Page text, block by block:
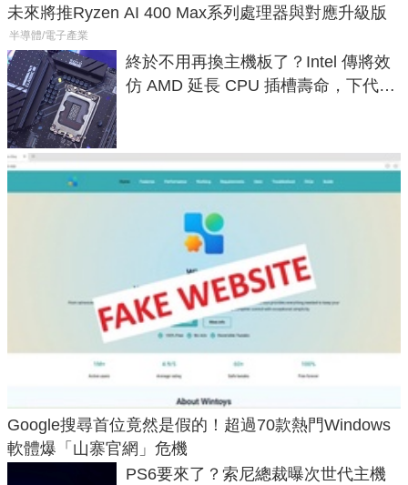
未來將推Ryzen AI 400 Max系列處理器與對應升級版
半導體/電子產業
終於不用再換主機板了？Intel 傳將效
仿 AMD 延長 CPU 插槽壽命，下代
Google搜尋首位竟然是假的！超過70款熱門Windows
軟體爆「山寨官網」危機
PS6要來了？索尼總裁曝次世代主機